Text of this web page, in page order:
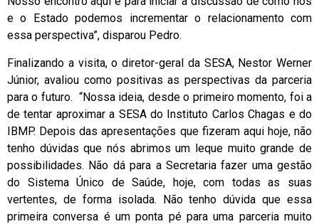
e o Estado podemos incrementar o relacionamento com
essa perspectiva”, disparou Pedro.
Finalizando a visita, o diretor-geral da SESA, Nestor Werner
Júnior, avaliou como positivas as perspectivas da parceria
para o futuro. “Nossa ideia, desde o primeiro momento, foi a
de tentar aproximar a SESA do Instituto Carlos Chagas e do
IBMP. Depois das apresentações que fizeram aqui hoje, não
tenho dúvidas que nós abrimos um leque muito grande de
possibilidades. Não dá para a Secretaria fazer uma gestão
do Sistema Único de Saúde, hoje, com todas as suas
vertentes, de forma isolada. Não tenho dúvida que essa
primeira conversa é um ponta pé para uma parceria muito